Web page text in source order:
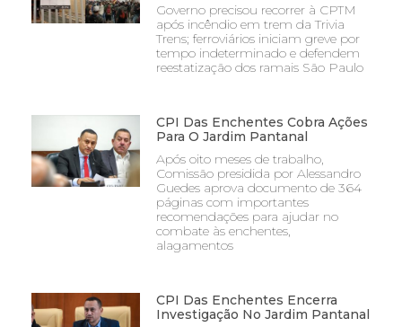
Governo precisou recorrer à CPTM
após incêndio em trem da Trivia
Trens; ferroviários iniciam greve por
tempo indeterminado e defendem
reestatização dos ramais São Paulo
CPI Das Enchentes Cobra Ações
Para O Jardim Pantanal
Após oito meses de trabalho,
Comissão presidida por Alessandro
Guedes aprova documento de 364
páginas com importantes
recomendações para ajudar no
combate às enchentes,
alagamentos
CPI Das Enchentes Encerra
Investigação No Jardim Pantanal